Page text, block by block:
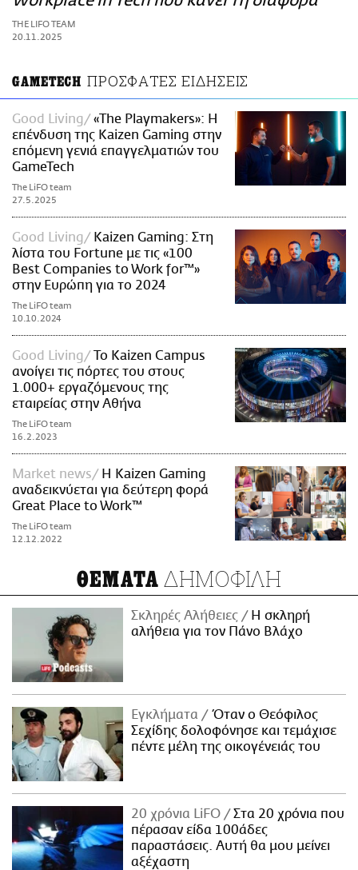
ΑΜΠΑ
PRINT
THE LIFO TEAM
20.11.2025
GAMETECH ΠΡΟΣΦΑΤΕΣ ΕΙΔΗΣΕΙΣ
Good Living
«The Playmakers»: Η
επένδυση της Kaizen Gaming στην
επόμενη γενιά επαγγελματιών του
GameTech
The LiFO team
27.5.2025
Good Living
Kaizen Gaming: Στη
λίστα του Fortune με τις «100
Best Companies to Work for™»
στην Ευρώπη για το 2024
The LiFO team
10.10.2024
Good Living
Το Kaizen Campus
ανοίγει τις πόρτες του στους
1.000+ εργαζόμενους της
εταιρείας στην Αθήνα
The LiFO team
16.2.2023
Market news
Η Kaizen Gaming
αναδεικνύεται για δεύτερη φορά
Great Place to Work™
The LiFO team
12.12.2022
ΘΕΜΑΤΑ ΔΗΜΟΦΙΛΗ
Σκληρές Αλήθειες
H σκληρή
αλήθεια για τον Πάνο Βλάχο
Εγκλήματα
Όταν ο Θεόφιλος
Σεχίδης δολοφόνησε και τεμάχισε
πέντε μέλη της οικογένειάς του
20 χρόνια LiFO
Στα 20 χρόνια που
πέρασαν είδα 100άδες
παραστάσεις. Αυτή θα μου μείνει
αξέχαστη